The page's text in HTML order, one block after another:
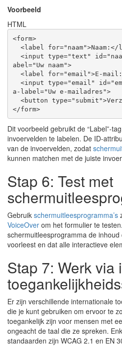
Voorbeeld
HTML
<form>
<label for="naam">Naam: </
<input type="text" id=
abel ="Uw naam">
<label for="email">E-mail:
<input type="email" id=
a-label ="Uw e-mailadres">
<button type="submit">
</form>
Dit voorbeeld gebruikt de “Label”-
invoervelden te labelen. De ID-
van de invoervelden, zodat
kunnen matchen met de juiste
Stap 6: Test met
Gebruik schermuitleesprogramma’s
VoiceOver om het formulier te
schermuitleesprogramma de
voorleest en dat alle interactieve
Stap 7: Werk via
Er zijn verschillende internationale
die je kunt gebruiken om ervoor te
toegankelijk zijn voor mensen met
ongeacht de taal die ze spreken.
standaarden zijn WCAG 2.1 en EN